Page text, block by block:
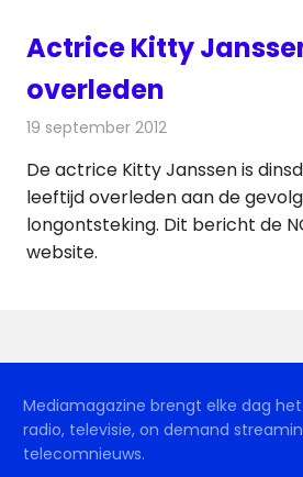
Actrice Kitty
overleden
19 september 2012
De actrice Kitty Janssen is
leeftijd overleden aan de
longontsteking. Dit bericht de
website.
Mediamagazine brengt elke dag
radio, televisie, on demand
telecomnieuws.